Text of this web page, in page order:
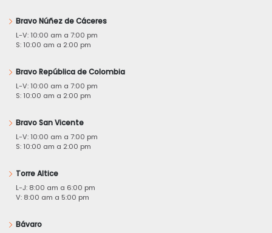
Bravo Núñez de Cáceres
L-V: 10:00 am a 7:00 pm
S: 10:00 am a 2:00 pm
Bravo República de Colombia
L-V: 10:00 am a 7:00 pm
S: 10:00 am a 2:00 pm
Bravo San Vicente
L-V: 10:00 am a 7:00 pm
S: 10:00 am a 2:00 pm
Torre Altice
L-J: 8:00 am a 6:00 pm
V: 8:00 am a 5:00 pm
Bávaro